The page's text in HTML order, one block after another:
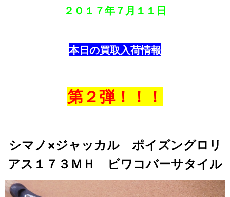
２０１７年 ７月１１ 日
本日の買取入荷情報
第２弾！！！
シマノ×ジャッカル ポイズングロリ
アス１７３ＭＨ ビワコバーサタイル